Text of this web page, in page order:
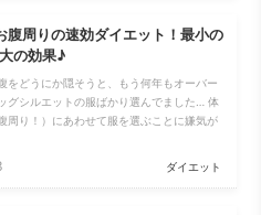
腹周りの速効ダイエット！最小の
の効果♪
をどうにか隠そうと、もう何年もオーバー
グシルエットの服ばかり選んでました… 体
周り！）にあわせて服を選ぶことに嫌気が
ダイエット